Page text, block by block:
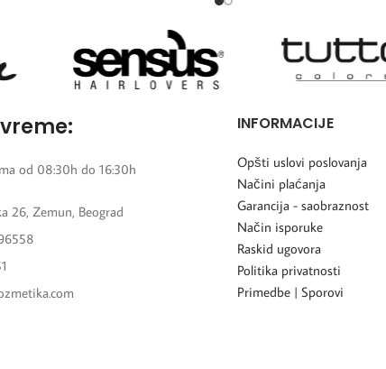
od 08:30h do 16:30h
26, Zemun, Beograd
INFORMACIJE
Opšti uslovi poslovanja
Načini plaćanja
Garancija - saobraznost
Način isporuke
Raskid ugovora
Politika privatnosti
Primedbe | Sporovi